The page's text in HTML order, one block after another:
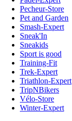
Pecheur-Store
Pet and Garden
Smash-Expert
Sneak'In
Sneakids
Sport is good
Training-Fit
Trek-Expert
Triathlon-Expert
TripNBikers
Vélo-Store
Winter-Expert